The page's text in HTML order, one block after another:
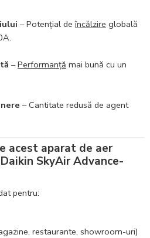
– Potențial deîncălzire globală
–Performanță mai bună cu un
– Cantitate redusă de agent
acest aparat de aer
SkyAir Advance-
pentru:
restaurante, showroom-uri)